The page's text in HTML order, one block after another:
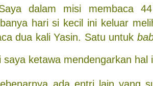
dalam misi membaca
hari si kecil ini keluar
dua kali Yasin. Satu untuk
saya ketawa mendengarkan
ada entri lain yang